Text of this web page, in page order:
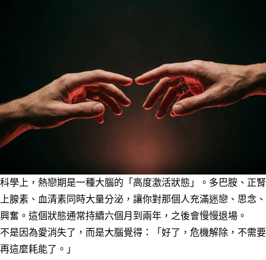
科學上，熱戀期是一種大腦的「高度激活狀態」。多巴胺、正腎
上腺素、血清素同時大量分泌，讓你對那個人充滿迷戀、思念、
興奮。這個狀態通常持續六個月到兩年，之後會慢慢退場。
不是因為愛消失了，而是大腦覺得：「好了，危機解除，不需要
再這麼耗能了。」